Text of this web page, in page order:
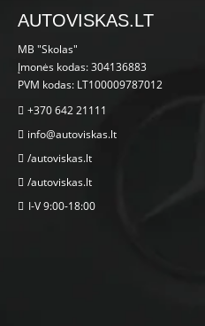
AUTOVISKAS.LT
MB "Skolas"
Įmonės kodas: 304136883
PVM kodas: LT100009787012
+370 642 21111
info@autoviskas.lt
/autoviskas.lt
/autoviskas.lt
I-V 9:00-18:00